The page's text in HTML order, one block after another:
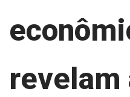
revelam